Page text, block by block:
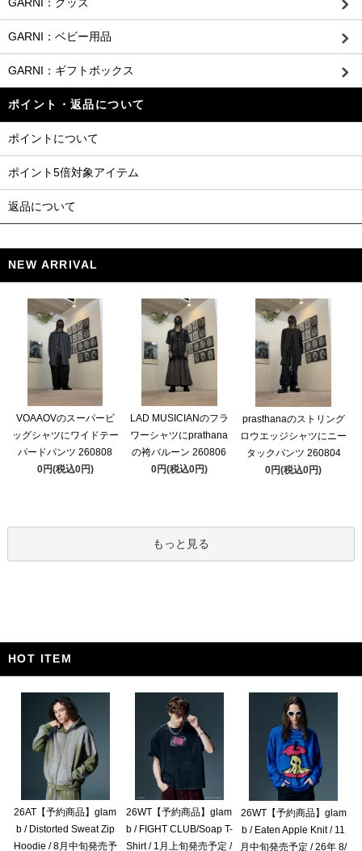
GARNI：ベビー用品
GARNI：ギフトボックス
ポイント・返品について
ポイントについて
ポイント5倍対象アイテム
返品について
NEW ARRIVAL
VOAAOVのスーパービ
ッグシャツにワイドテー
パードパンツ 260808
0円(税込0円)
LAD MUSICIANのフラ
ワーシャツにprathana
の袴バルーン 260806
0円(税込0円)
prasthanaのストリング
ロウエッジシャツにニー
タックパンツ 260804
0円(税込0円)
もっと見る
HOT ITEM
26AT【予約商品】glam
b / Distorted Sweat Zip
Hoodie / 8月中旬発売予
26WT【予約商品】glam
b / FIGHT CLUB/Soap T-
Shirt / 1月上旬発売予定 /
26WT【予約商品】glam
b / Eaten Apple Knit / 11
月中旬発売予定 / 26年 8/